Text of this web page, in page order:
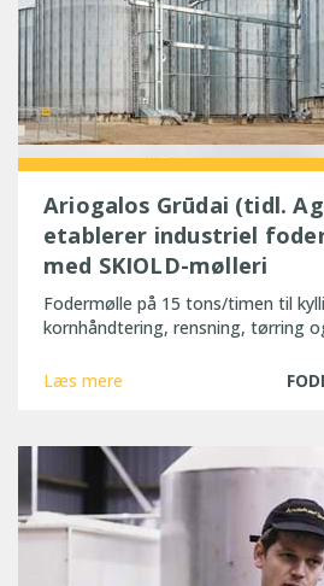
Ariogalos Grūdai (tidl.
etablerer industriel
med SKIOLD-mølleri
Fodermølle på 15 tons/timen til
kornhåndtering, rensning, tørring
Læs mere